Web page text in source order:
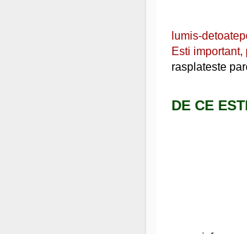
lumis-
Esti important,
rasplateste
DE CE